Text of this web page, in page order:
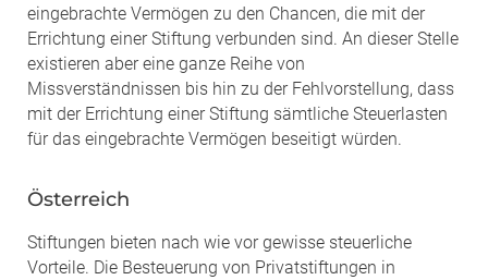
eingebrachte Vermögen zu den Chancen, die mit der
Errichtung einer Stiftung verbunden sind. An dieser Stelle
existieren aber eine ganze Reihe von
Missverständnissen bis hin zu der Fehlvorstellung, dass
mit der Errichtung einer Stiftung sämtliche Steuerlasten
für das eingebrachte Vermögen beseitigt würden.
Österreich
Stiftungen bieten nach wie vor gewisse steuerliche
Vorteile. Die Besteuerung von Privatstiftungen in